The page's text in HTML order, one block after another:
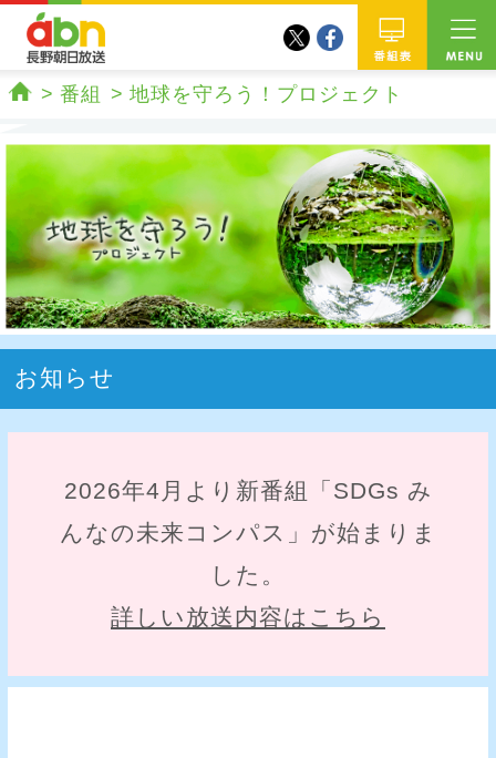
twitterfacebook
番組 地球を守ろう！プロジェクト
お知らせ
2026年4月より新番組「SDGs み
んなの未来コンパス」が始まりま
した。
詳しい放送内容はこちら